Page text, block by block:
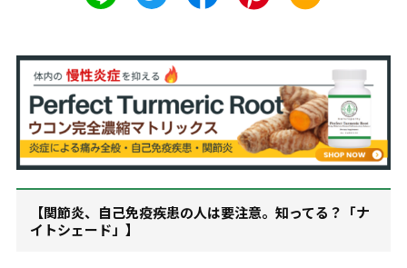
【関節炎、自己免疫疾患の人は要注意。知ってる？「ナ
イトシェード」】